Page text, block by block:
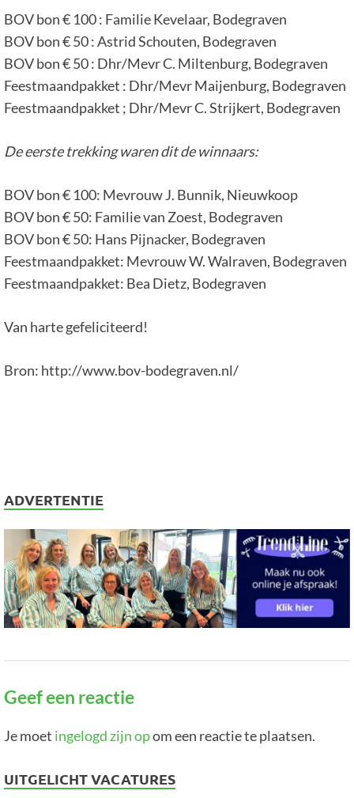
BOV bon € 100 : Familie Kevelaar, Bodegraven
BOV bon € 50 : Astrid Schouten, Bodegraven
BOV bon € 50 : Dhr/Mevr C. Miltenburg, Bodegraven
Feestmaandpakket : Dhr/Mevr Maijenburg, Bodegraven
Feestmaandpakket ; Dhr/Mevr C. Strijkert, Bodegraven
De eerste trekking waren dit de winnaars:
BOV bon € 100: Mevrouw J. Bunnik, Nieuwkoop
BOV bon € 50: Familie van Zoest, Bodegraven
BOV bon € 50: Hans Pijnacker, Bodegraven
Feestmaandpakket: Mevrouw W. Walraven, Bodegraven
Feestmaandpakket: Bea Dietz, Bodegraven
Van harte gefeliciteerd!
Bron: http://www.bov-bodegraven.nl/
ADVERTENTIE
Geef een reactie
Je moet ingelogd zijn opom een reactie te plaatsen.
UITGELICHT VACATURES